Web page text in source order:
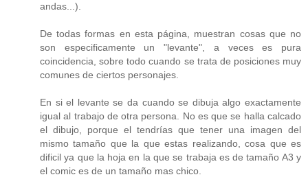
andas...).
De todas formas en esta página, muestran cosas que no
son especificamente un "levante", a veces es pura
coincidencia, sobre todo cuando se trata de posiciones muy
comunes de ciertos personajes.
En si el levante se da cuando se dibuja algo exactamente
igual al trabajo de otra persona. No es que se halla calcado
el dibujo, porque el tendrías que tener una imagen del
mismo tamaño que la que estas realizando, cosa que es
dificil ya que la hoja en la que se trabaja es de tamaño A3 y
el comic es de un tamaño mas chico.